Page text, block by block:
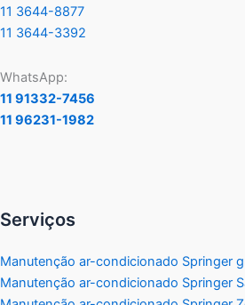
11 3644-8877
11 3644-3392
WhatsApp:
11 91332-7456
11 96231-1982
Serviços
Manutenção ar-condicionado Springer
Manutenção ar-condicionado Springer